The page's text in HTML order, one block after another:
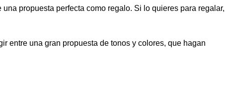
propuesta perfecta como regalo. Si lo quieres para regalar,
entre una gran propuesta de tonos y colores, que hagan